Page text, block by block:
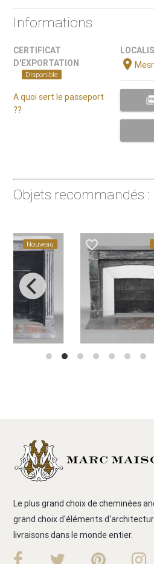
Informations
CERTIFICAT
D'EXPORTATION
Disponible
A quoi sert le passeport
??
location_on
Objets recommandés :
Nouveau favorite_border
Le plus grand choix de cheminées
grand choix d'éléments
livraisons dans le monde entier.